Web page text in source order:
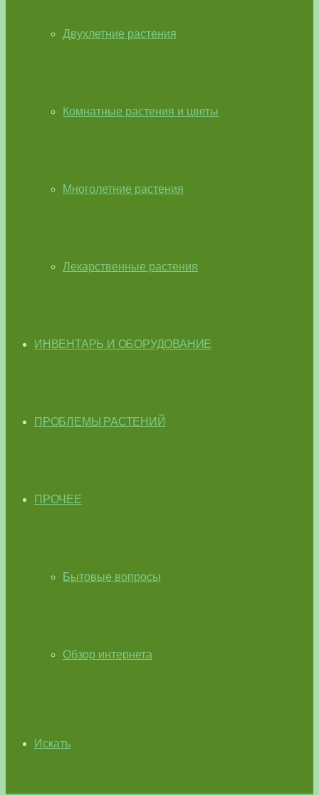
Двухлетние растения
Комнатные растения и цветы
Многолетние растения
Лекарственные растения
ИНВЕНТАРЬ И ОБОРУДОВАНИЕ
ПРОБЛЕМЫ РАСТЕНИЙ
ПРОЧЕЕ
Бытовые вопросы
Обзор интернета
Искать